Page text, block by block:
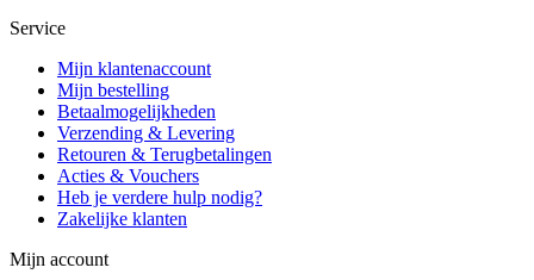
Service
Mijn klantenaccount
Mijn bestelling
Betaalmogelijkheden
Verzending & Levering
Retouren & Terugbetalingen
Acties & Vouchers
Heb je verdere hulp nodig?
Zakelijke klanten
Mijn account